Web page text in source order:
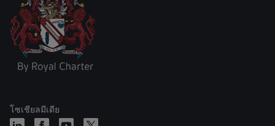
โซเชียลมีเดีย